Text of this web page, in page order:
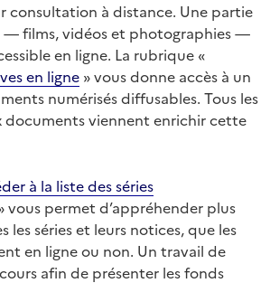
consultation à distance. Une partie
— films, vidéos et photographies —
en ligne. La rubrique «
en ligne » vous donne accès à un
numérisés diffusables. Tous les
documents viennent enrichir cette
à la liste des séries
vous permet d’appréhender plus
les séries et leurs notices, que les
en ligne ou non. Un travail de
afin de présenter les fonds